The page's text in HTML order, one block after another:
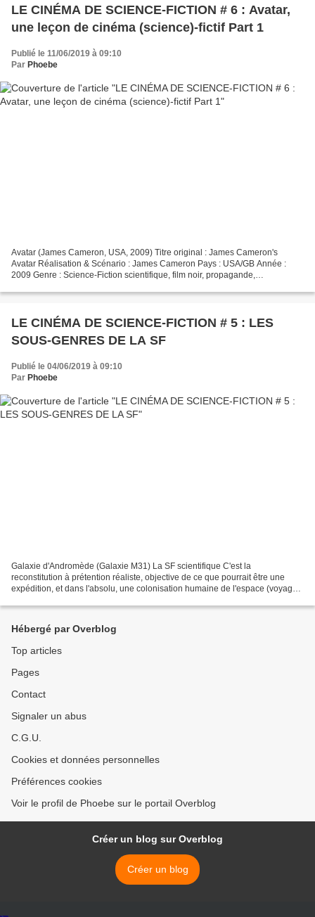
LE CINÉMA DE SCIENCE-FICTION # 6 : Avatar,
une leçon de cinéma (science)-fictif Part 1
Publié le 11/06/2019 à 09:10
Par Phoebe
Avatar (James Cameron, USA, 2009) Titre original : James Cameron's
Avatar Réalisation & Scénario : James Cameron Pays : USA/GB Année :
2009 Genre : Science-Fiction scientifique, film noir, propagande,
LE CINÉMA DE SCIENCE-FICTION # 5 : LES
SOUS-GENRES DE LA SF
Publié le 04/06/2019 à 09:10
Par Phoebe
Galaxie d'Andromède (Galaxie M31) La SF scientifique C'est la
reconstitution à prétention réaliste, objective de ce que pourrait être une
expédition, et dans l'absolu, une colonisation humaine de l'espace (voyages
Hébergé par Overblog
Top articles
Pages
Contact
Signaler un abus
C.G.U.
Cookies et données personnelles
Préférences cookies
Voir le profil de Phoebe sur le portail Overblog
Créer un blog sur Overblog
Créer un blog